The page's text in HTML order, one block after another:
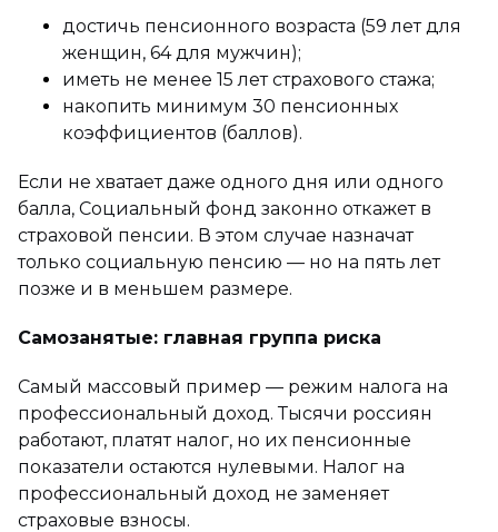
достичь пенсионного возраста (59 лет для
женщин, 64 для мужчин);
иметь не менее 15 лет страхового стажа;
накопить минимум 30 пенсионных
коэффициентов (баллов).
Если не хватает даже одного дня или одного
балла, Социальный фонд законно откажет в
страховой пенсии. В этом случае назначат
только социальную пенсию — но на пять лет
позже и в меньшем размере.
Самозанятые: главная группа риска
Самый массовый пример — режим налога на
профессиональный доход. Тысячи россиян
работают, платят налог, но их пенсионные
показатели остаются нулевыми. Налог на
профессиональный доход не заменяет
страховые взносы.